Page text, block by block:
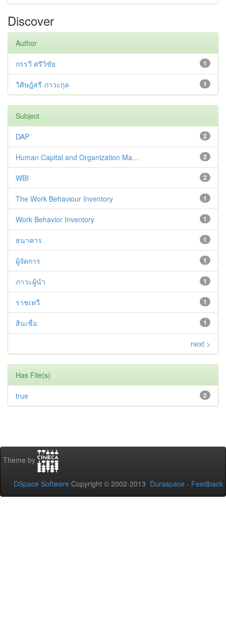
Discover
Author
1
กรรวี ศรีวิชัย
1
วิศิษฎ์สรี ภาวะกุล
Subject
2
DAP
2
Human Capital and Organization Ma...
2
WBI
1
The Work Behaviour Inventory
1
Work Behavior Inventory
1
ธนาคาร
1
ผู้จัดการ
1
ภาวะผู้นำ
1
ราชเทวี
1
สินเชื่อ
next >
Has File(s)
2
true
Theme by
DSpace Software Copyright © 2002-2013 Duraspace - Feedback